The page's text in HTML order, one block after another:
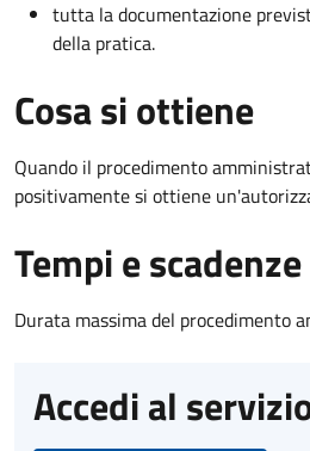
tutta la documentazione
della pratica.
Cosa si ottiene
Quando il procedimento
positivamente si ottiene
Tempi e scadenze
Durata massima del procedimento
Accedi al